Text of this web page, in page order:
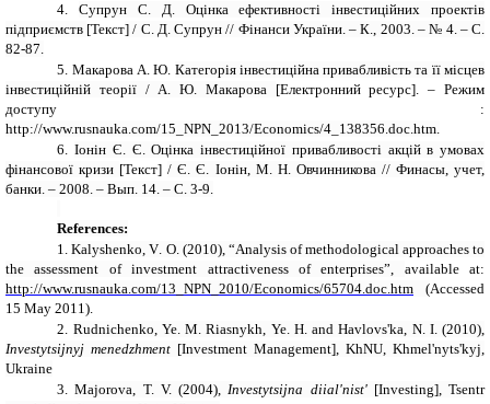
4.
Супрун С. Д. Оцінка ефективності інвестиційних проектів
підприємств [Текст] / С. Д. Супрун // Фінанси України. – К., 2003. – № 4. – С.
82-87.
5. Макарова А. Ю. Категорія інвестиційна привабливість та її місцев
інвестиційній теорії / А. Ю. Макарова [Електронний ресурс]. – Режим
доступу :
http://www.rusnauka.com/15_NPN_2013/Economics/4_138356.doc.htm.
6. Іонін Є. Є. Оцінка інвестиційної привабливості акцій в умовах
фінансової кризи [Текст]/ Є. Є. Іонін, М. Н. Овчинникова // Финасы, учет,
банки. – 2008. – Вып. 14. – С. 3-9.
References:
1. Kalyshenko,V. O. (2010), “Analysis of methodological approaches to
the assessment of investment attractiveness of enterprises”, available at:
http://www.rusnauka.com/13_NPN_2010/Economics/65704.doc.htm (Accessed
15 May 2011).
2. Rudnichenko, Ye. M. Riasnykh, Ye. H. and Havlovs'ka, N. I.(2010),
Investytsijnyj menedzhment [Investment Management], KhNU, Khmel'nyts'kyj,
Ukraine
3. Majorova, T. V.(2004), Investytsijna diial'nist'[Investing], Tsentr